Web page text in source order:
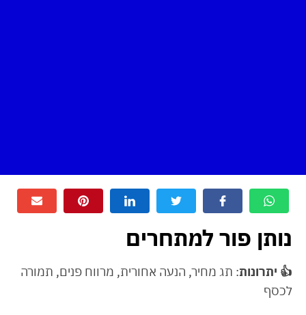
נותן פור למתחרים
👍 יתרונות: תג מחיר, הנעה אחורית, מרווח פנים, תמורה
לכסף